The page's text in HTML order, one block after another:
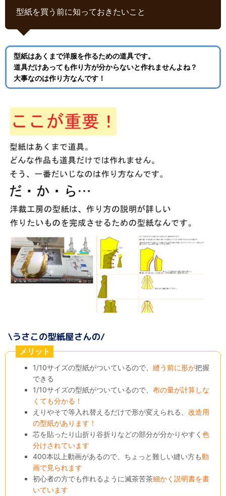
型紙を買う前に知っておきたいこと
型紙はあくまで洋服を作るための道具です。
道具だけあっても作り方が分からないと作れませんよね？
大事なのは作り方なんです！
メリット
1/10サイズの型紙がついているので、縫う前に形が把握
できる
1/10サイズの型紙がついているので、布の量が計算しな
くても分かる！
えりやそで等入れ替えるだけで形が変えられる、改造用
の型紙があります！
芯を貼ったり山折り谷折りなどの部分が分かりやすく色
分けされています
400本以上動画があるので、ちょっと難しい縫い方も動
画で見られます
初心者の方でも作れるように滅茶苦茶細かく説明書を書
いています